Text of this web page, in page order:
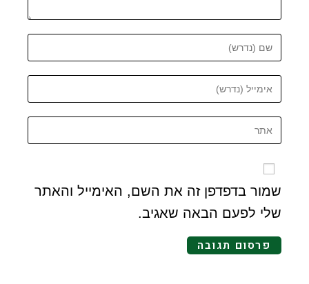
שמור בדפדפן זה את השם, האימייל והאתר
שלי לפעם הבאה שאגיב.